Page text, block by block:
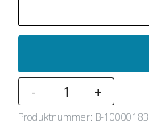
-
Tec
IR-
+
Produktnummer: B-10000183